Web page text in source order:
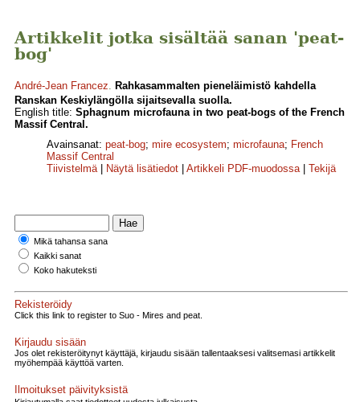
Artikkelit jotka sisältää sanan 'peat-
bog'
André-Jean Francez. Rahkasammalten pieneläimistö kahdella
Ranskan Keskiylängölla sijaitsevalla suolla.
English title: Sphagnum microfauna in two peat-bogs of the French
Massif Central.
Avainsanat: peat-bog; mire ecosystem; microfauna; French
Massif Central
Tiivistelmä| Näytä lisätiedot Artikkeli PDF-muodossa| Tekijä
Mikä tahansa sana
Kaikki sanat
Koko hakuteksti
Rekisteröidy
Click this link to register to Suo - Mires and peat.
Kirjaudu sisään
Jos olet rekisteröitynyt käyttäjä, kirjaudu sisään tallentaaksesi valitsemasi artikkelit
myöhempää käyttöä varten.
Ilmoitukset päivityksistä